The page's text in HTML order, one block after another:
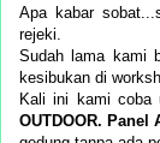
Apa kabar
rejeki.
Sudah lama kami
kesibukan di
Kali ini kami coba
OUTDOOR. Panel